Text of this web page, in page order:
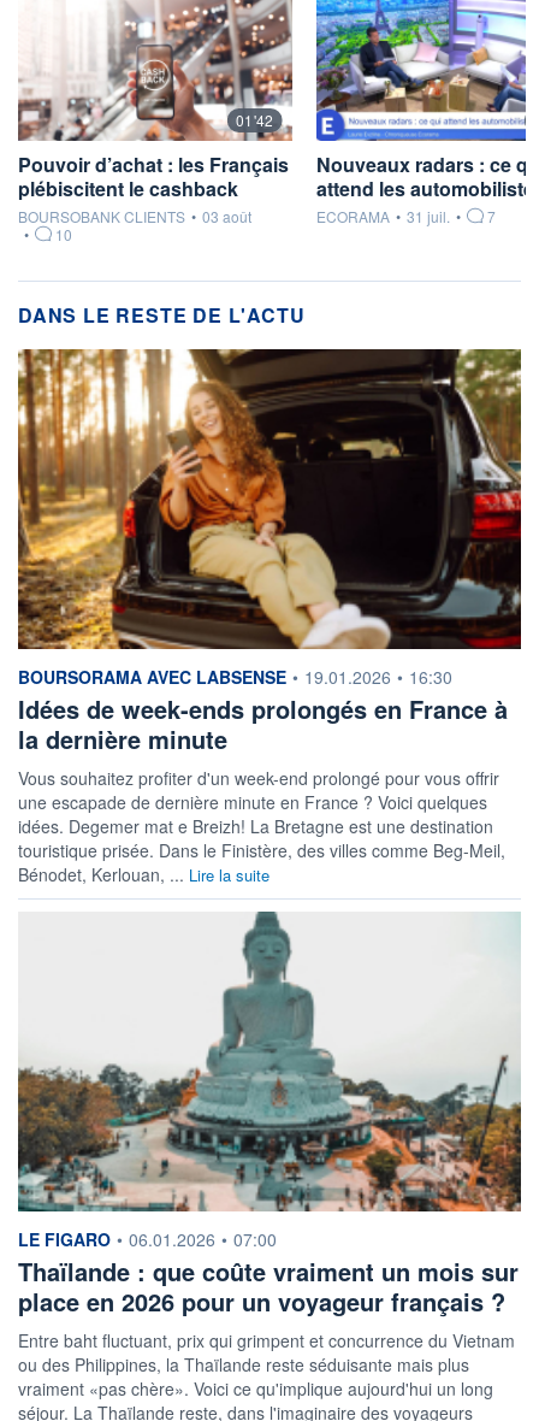
01'42
Pouvoir d’achat : les Français
plébiscitent le cashback
information fournie par
BOURSOBANK CLIENTS • 03 août
•
10
Nouveaux radars : ce
attend les
information fournie par
ECORAMA • 31 juil. • 7
DANS LE RESTE DE L'ACTU
information fournie par
BOURSORAMA AVEC LABSENSE • 19.01.2026 • 16:30
Idées de week-ends prolongés en France à
la dernière minute
Vous souhaitez profiter d'un week-end prolongé pour vous offrir
une escapade de dernière minute en France ? Voici quelques
idées. Degemer mat e Breizh! La Bretagne est une destination
touristique prisée. Dans le Finistère, des villes comme Beg-Meil,
Bénodet, Kerlouan, ... Lire la suite
information fournie par
LE FIGARO • 06.01.2026 • 07:00
Thaïlande : que coûte vraiment un mois sur
place en 2026 pour un voyageur français ?
Entre baht fluctuant, prix qui grimpent et concurrence du Vietnam
ou des Philippines, la Thaïlande reste séduisante mais plus
vraiment «pas chère». Voici ce qu'implique aujourd'hui un long
séjour. La Thaïlande reste, dans l'imaginaire des voyageurs